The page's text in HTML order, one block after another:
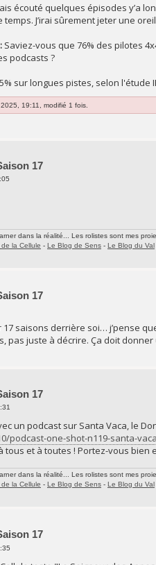
écouté quelques épisodes y’a
J’irai sûrement jeter une
Saviez-vous que 76% des pilotes
podcasts ?
sur longues pistes, selon l'étude
19:11, modifié 1 fois.
17
dans la réalité... Les rolistes sont mes
la Cellule - Le Blog de Sens - Le Blog du Val
17
saisons derrière soi… j’pense
pas juste à décrire. Ça doit
17
un podcast sur Santa Vaca, le
podcast-one-shot-n119-santa-
et à toutes ! Portez-vous bien
dans la réalité... Les rolistes sont mes
la Cellule - Le Blog de Sens - Le Blog du Val
17